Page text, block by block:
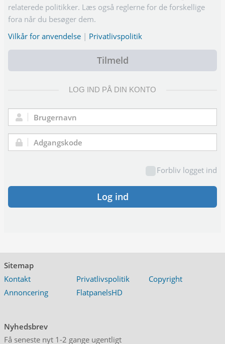
relaterede politikker. Læs også reglerne for de forskellige
fora når du besøger dem.
Vilkår for anvendelse | Privatlivspolitik
Tilmeld
LOG IND PÅ DIN KONTO
Brugernavn:
Adgangskode:
Forbliv logget ind
Log ind
Sitemap
Kontakt
Privatlivspolitik
Copyright
Annoncering
FlatpanelsHD
Nyhedsbrev
Få seneste nyt 1-2 gange ugentligt